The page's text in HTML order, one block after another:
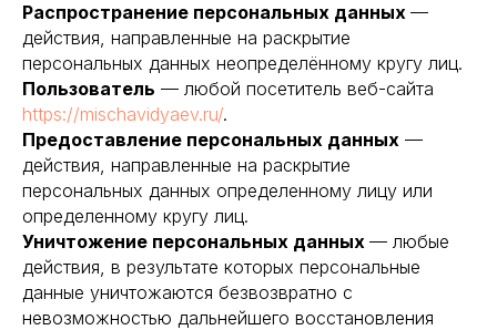
Распространение персональных данных —
действия, направленные на раскрытие
персональных данных неопределённому кругу лиц.
Пользователь — любой посетитель веб-сайта
https://mischavidyaev.ru/.
Предоставление персональных данных —
действия, направленные на раскрытие
персональных данных определенному лицу или
определенному кругу лиц.
Уничтожение персональных данных — любые
действия, в результате которых персональные
данные уничтожаются безвозвратно с
невозможностью дальнейшего восстановления